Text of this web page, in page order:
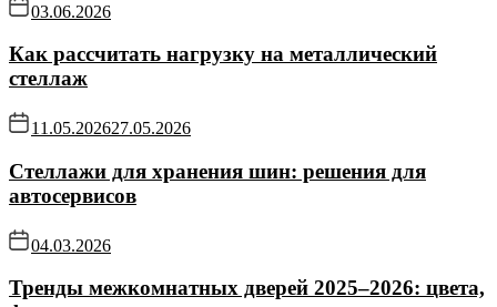
03.06.2026
Как рассчитать нагрузку на металлический
стеллаж
11.05.202627.05.2026
Стеллажи для хранения шин: решения для
автосервисов
04.03.2026
Тренды межкомнатных дверей 2025–2026: цвета,